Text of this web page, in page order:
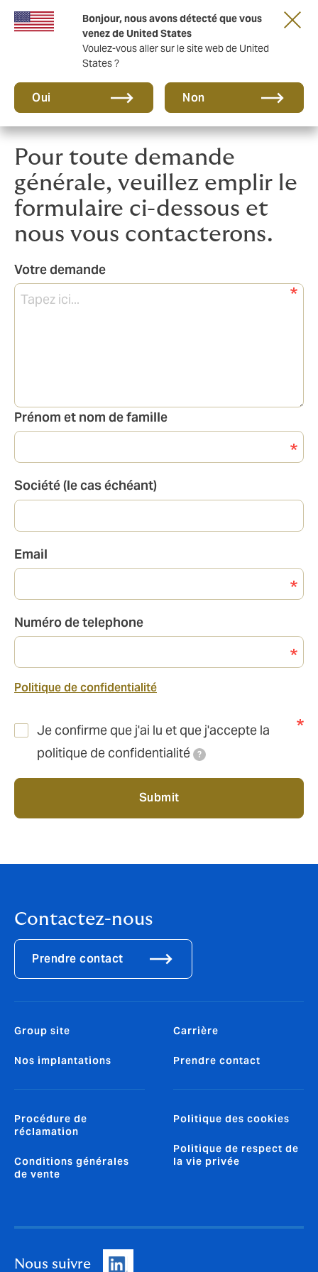
Bonjour, nous avons détecté que vous
venez de United States
Voulez-vous aller sur le site web de United
States ?
Oui Non
Une nouvelle marque pour une nouvelle ère.
En savoir plus
Pour toute demande
générale, veuillez emplir le
formulaire ci-dessous et
nous vous contacterons.
Votre demande
Prénom et nom de famille
Société (le cas échéant)
Email
Numéro de telephone
Politique de confidentialité
Je confirme que j'ai lu et que j'accepte la
politique de confidentialité
?
Submit
Contactez-nous
Prendre contact
Group site
Nos implantations
Carrière
Prendre contact
Procédure de
réclamation
Conditions générales
de vente
Politique des cookies
Politique de respect de
la vie privée
Nous suivre